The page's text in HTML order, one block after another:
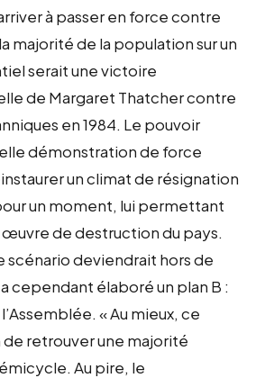
à passer en force contre
majorité de la population sur un
serait une victoire
de Margaret Thatcher contre
en 1984. Le pouvoir
démonstration de force
un climat de résignation
un moment, lui permettant
de destruction du pays.
scénario deviendrait hors de
cependant élaboré un plan B :
« Au mieux, ce
de retrouver une majorité
Au pire, le